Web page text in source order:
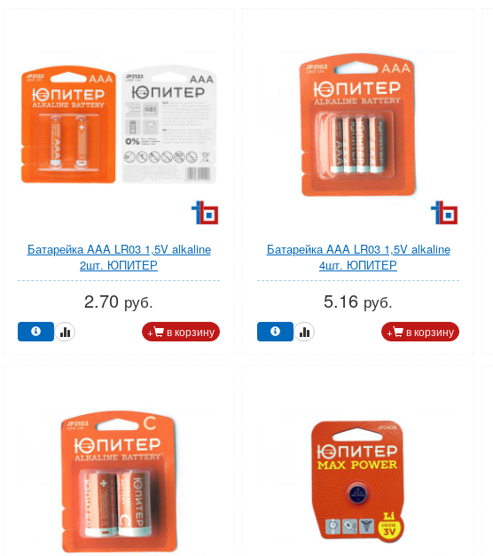
Батарейка AAA LR03 1,5V alkaline
2шт. ЮПИТЕР
2.70 руб.
+ в корзину
Батарейка AAA LR03 1,5V alkaline
4шт. ЮПИТЕР
5.16 руб.
+ в корзину